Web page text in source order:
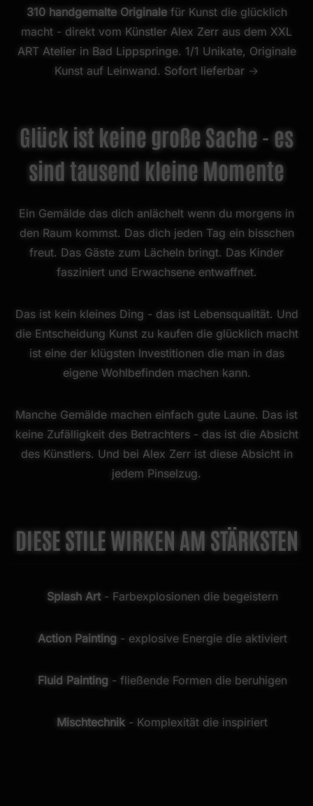
310 handgemalte Originalefür Kunst die glücklich
macht - direkt vom Künstler Alex Zerr aus dem XXL
ART Atelier in Bad Lippspringe. 1/1 Unikate, Originale
Kunst auf Leinwand. Sofort lieferbar →
Glück ist keine große Sache - es
sind tausend kleine Momente
Ein Gemälde das dich anlächelt wenn du morgens in
den Raum kommst. Das dich jeden Tag ein bisschen
freut. Das Gäste zum Lächeln bringt. Das Kinder
fasziniert und Erwachsene entwaffnet.
Das ist kein kleines Ding - das ist Lebensqualität. Und
die Entscheidung Kunst zu kaufen die glücklich macht
ist eine der klügsten Investitionen die man in das
eigene Wohlbefinden machen kann.
Manche Gemälde machen einfach gute Laune. Das ist
keine Zufälligkeit des Betrachters - das ist die Absicht
des Künstlers. Und bei Alex Zerr ist diese Absicht in
jedem Pinselzug.
DIESE STILE WIRKEN AM STÄRKSTEN
Splash Art- Farbexplosionen die begeistern
Action Painting- explosive Energie die aktiviert
Fluid Painting- fließende Formen die beruhigen
Mischtechnik - Komplexität die inspiriert